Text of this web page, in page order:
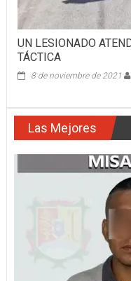
UN LESIONADO
TÁCTICA
8 de noviembre de 2021
Las Mejores